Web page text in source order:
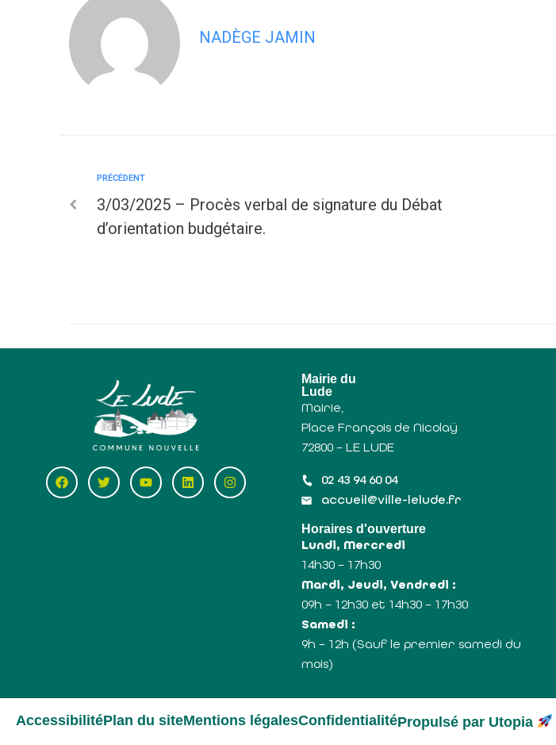
NADÈGE JAMIN
PRÉCÉDENT
3/03/2025 – Procès verbal de signature du Débat
d’orientation budgétaire.
Mairie du
Lude
Mairie,
Place François de Nicolaÿ
72800 – LE LUDE
02 43 94 60 04
accueil@ville-lelude.fr
Horaires d'ouverture
Lundi, Mercredi
14h30 – 17h30
Mardi, Jeudi, Vendredi :
09h – 12h30 et 14h30 – 17h30
Samedi :
9h – 12h (Sauf le premier samedi du
mois)
AccessibilitéPlan du siteMentions légalesConfidentialitéPropulsé par Utopia